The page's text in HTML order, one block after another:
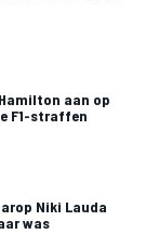
aan op
F1-straffen
Niki Lauda
was